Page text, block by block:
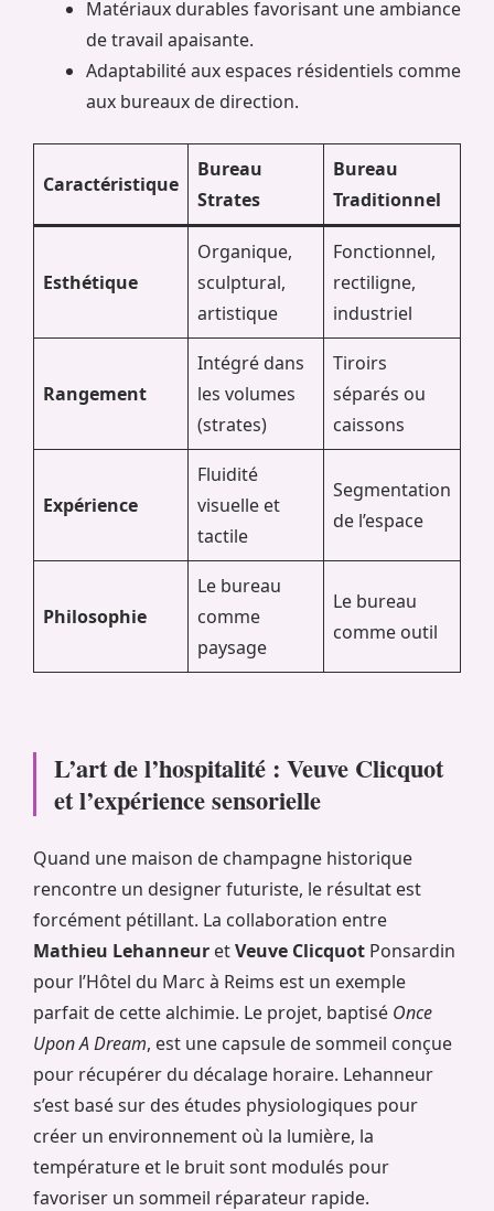
Matériaux durables favorisant une ambiance
de travail apaisante.
Adaptabilité aux espaces résidentiels comme
aux bureaux de direction.
Caractéristique
Bureau
Strates
Bureau
Traditionnel
Esthétique
Organique,
sculptural,
artistique
Fonctionnel,
rectiligne,
industriel
Rangement
Intégré dans
les volumes
(strates)
Tiroirs
séparés ou
caissons
Expérience
Fluidité
visuelle et
tactile
Segmentation
de l’espace
Philosophie
Le bureau
comme
paysage
Le bureau
comme outil
L’art de l’hospitalité : Veuve Clicquot
et l’expérience sensorielle
Quand une maison de champagne historique
rencontre un designer futuriste, le résultat est
forcément pétillant. La collaboration entre
Mathieu Lehanneur etVeuve Clicquot Ponsardin
pour l’Hôtel du Marc à Reims est un exemple
parfait de cette alchimie. Le projet, baptisé Once
Upon A Dream, est une capsule de sommeil conçue
pour récupérer du décalage horaire. Lehanneur
s’est basé sur des études physiologiques pour
créer un environnement où la lumière, la
température et le bruit sont modulés pour
favoriser un sommeil réparateur rapide.